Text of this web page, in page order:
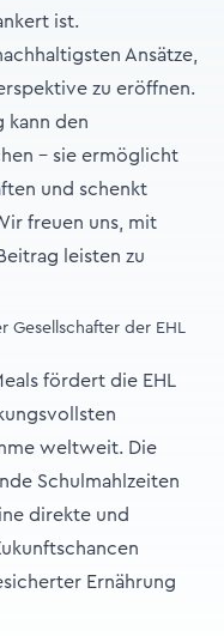
ist.
Ansätze,
zu eröffnen.
kann den
– sie ermöglicht
und schenkt
freuen uns, mit
leisten zu
Gesellschafter der EHL
fördert die EHL
weltweit. Die
Schulmahlzeiten
direkte und
Ernährung